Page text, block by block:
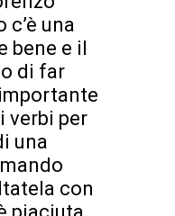
una
bene e il
di far
verbi per
una
con